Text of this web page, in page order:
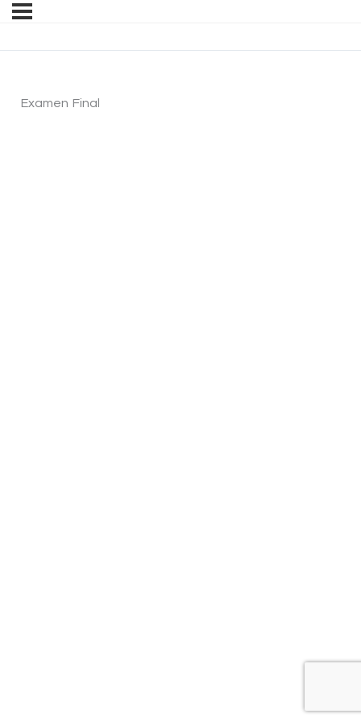
Examen Final